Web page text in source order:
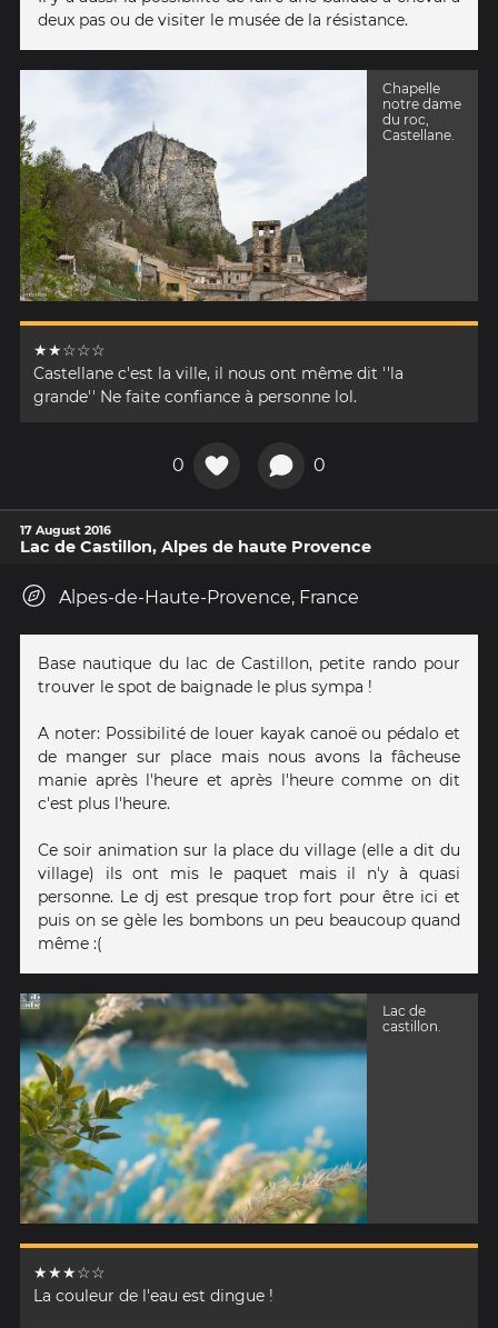
deux pas ou de visiter le musée de la résistance.
Chapelle
notre dame
du roc,
Castellane.
★★☆☆☆
Castellane c'est la ville, il nous ont même dit ''la
grande'' Ne faite confiance à personne lol.
0 0
17 August 2016
Lac de Castillon, Alpes de haute Provence
Alpes-de-Haute-Provence, France
Base nautique du lac de Castillon, petite rando pour
trouver le spot de baignade le plus sympa !
A noter: Possibilité de louer kayak canoë ou pédalo et
de manger sur place mais nous avons la fâcheuse
manie après l'heure et après l'heure comme on dit
c'est plus l'heure.
Ce soir animation sur la place du village (elle a dit du
village) ils ont mis le paquet mais il n'y à quasi
personne. Le dj est presque trop fort pour être ici et
puis on se gèle les bombons un peu beaucoup quand
même :(
Lac de
castillon.
★★★☆☆
La couleur de l'eau est dingue !